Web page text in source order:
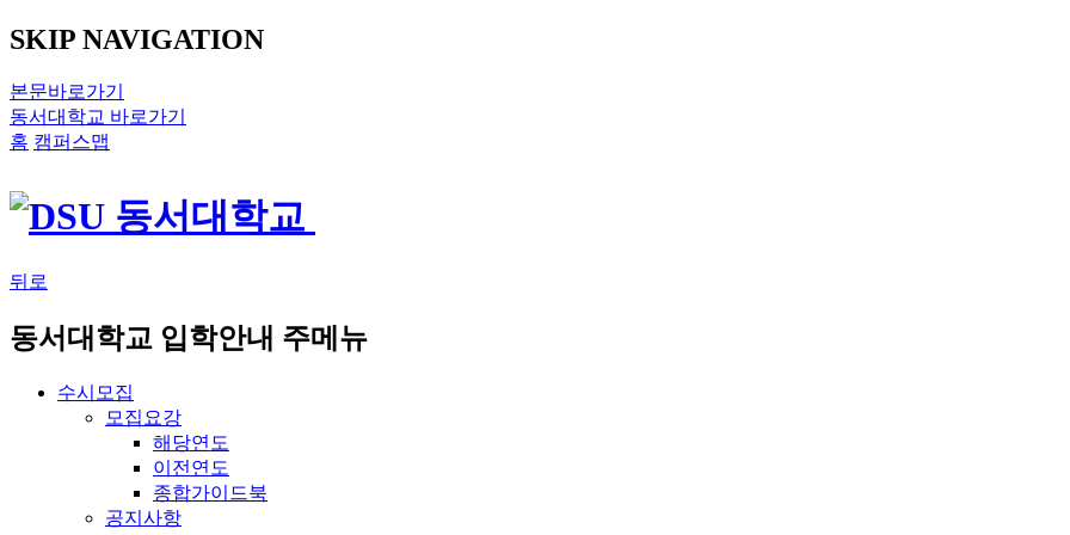
SKIP NAVIGATION
본문바로가기
동서대학교 바로가기
홈 캠퍼스맵
뒤로
동서대학교 입학안내 주메뉴
수시모집
모집요강
해당연도
이전연도
종합가이드북
공지사항